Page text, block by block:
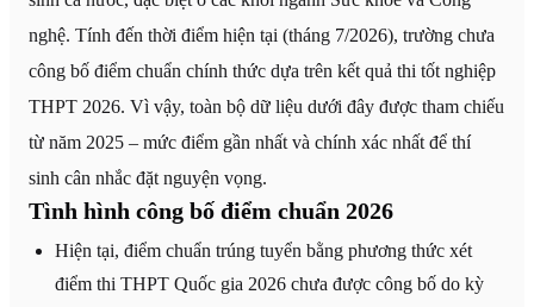
nghệ. Tính đến thời điểm hiện tại (tháng 7/2026), trường chưa
công bố điểm chuẩn chính thức dựa trên kết quả thi tốt nghiệp
THPT 2026. Vì vậy, toàn bộ dữ liệu dưới đây được tham chiếu
từ năm 2025 – mức điểm gần nhất và chính xác nhất để thí
sinh cân nhắc đặt nguyện vọng.
Tình hình công bố điểm chuẩn 2026
Hiện tại, điểm chuẩn trúng tuyển bằng phương thức xét
điểm thi THPT Quốc gia 2026 chưa được công bố do kỳ